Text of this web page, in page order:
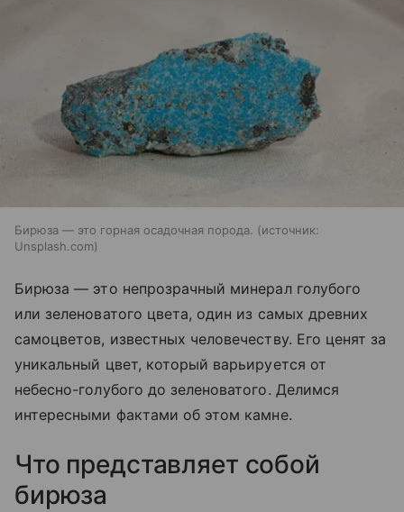
Бирюза — это горная осадочная порода.
источник:
Unsplash.com
Бирюза — это непрозрачный минерал голубого
или зеленоватого цвета, один из самых древних
самоцветов, известных человечеству. Его ценят за
уникальный цвет, который варьируется от
небесно-голубого до зеленоватого. Делимся
интересными фактами об этом камне.
Что представляет собой
бирюза